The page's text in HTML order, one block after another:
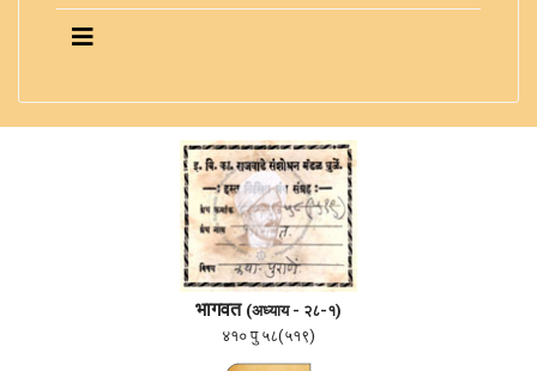
भागवत (अध्याय - २८-१)
४१० पु ५८(५१९)